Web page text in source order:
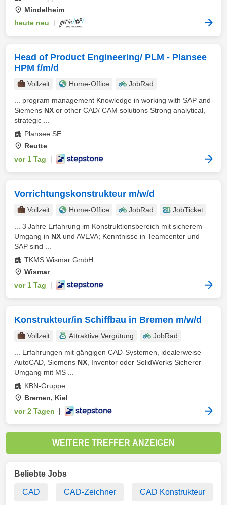
Mindelheim
heute neu
Head of Product Engineering/ PLM - Plansee
HPM f/m/d
Vollzeit Home-Office
JobRad
... program management Knowledge in working with SAP and
Siemens NX or other CAD/ CAM solutions Strong analytical,
strategic ...
Plansee SE
Reutte
vor 1 Tag
Vorrichtungskonstrukteur m/w/d
Vollzeit Home-Office JobRad
JobTicket
... 3 Jahre Erfahrung im Konstruktionsbereich mit sicherem
Umgang in NX und AVEVA; Kenntnisse in Teamcenter und
SAP sind ...
TKMS Wismar GmbH
Wismar
vor 1 Tag
Konstrukteur/in Schiffbau in Bremen m/w/d
Vollzeit Attraktive Vergütung
JobRad
... Erfahrungen mit gängigen CAD-Systemen, idealerweise
AutoCAD, Siemens NX , Inventor oder SolidWorks Sicherer
Umgang mit MS ...
KBN-Gruppe
Bremen, Kiel
vor 2 Tagen
WEITERE TREFFER ANZEIGEN
Beliebte Jobs
CAD CAD-Zeichner CAD Konstrukteur